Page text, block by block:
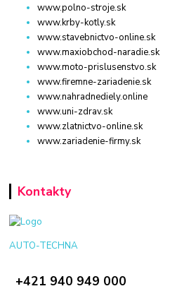
www.polno-stroje.sk
www.krby-kotly.sk
www.stavebnictvo-online.sk
www.maxiobchod-naradie.sk
www.moto-prislusenstvo.sk
www.firemne-zariadenie.sk
www.nahradnediely.online
www.uni-zdrav.sk
www.zlatnictvo-online.sk
www.zariadenie-firmy.sk
Kontakty
AUTO-TECHNA
+421 940 949 000